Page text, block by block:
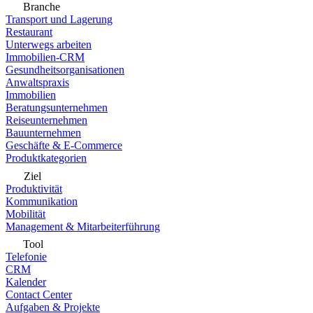
Branche
Transport und Lagerung
Restaurant
Unterwegs arbeiten
Immobilien-CRM
Gesundheitsorganisationen
Anwaltspraxis
Immobilien
Beratungsunternehmen
Reiseunternehmen
Bauunternehmen
Geschäfte & E-Commerce
Produktkategorien
Ziel
Produktivität
Kommunikation
Mobilität
Management & Mitarbeiterführung
Tool
Telefonie
CRM
Kalender
Contact Center
Aufgaben & Projekte